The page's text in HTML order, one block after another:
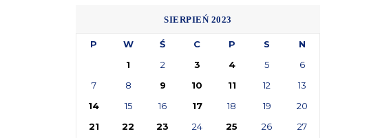
SIERPIEŃ 2023
P W Ś C P S
N
1
2 3 4 5
6
7
8 9 10 11 12
13
14
15 16 17 18 19
20
21
22 23 24 25 26
27